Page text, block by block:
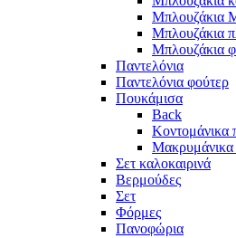
Μπλουζάκια
Μπλουζάκια
Μπλουζάκια
Παντελόνια
Παντελόνια φούτερ
Πουκάμισα
Back
Κοντομάνικα
Μακρυμάνικα
Σετ καλοκαιρινά
Βερμούδες
Σετ
Φόρμες
Πανοφώρια